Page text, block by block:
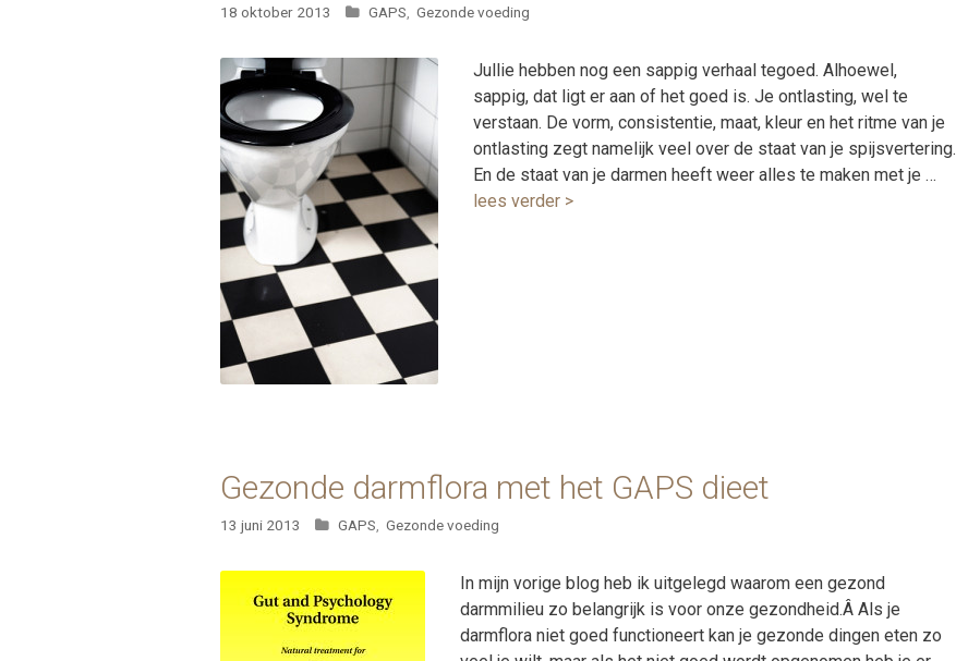
18 oktober 2013 Categorieën
GAPS Gezonde voeding
Jullie hebben nog een sappig verhaal tegoed. Alhoewel,
sappig, dat ligt er aan of het goed is. Je ontlasting, wel te
verstaan. De vorm, consistentie, maat, kleur en het ritme van je
ontlasting zegt namelijk veel over de staat van je spijsvertering.
En de staat van je darmen heeft weer alles te maken met je …
lees verder >
Gezonde darmflora met het GAPS dieet
13 juni 2013 Categorieën
GAPS, Gezonde voeding
In mijn vorige blog heb ik uitgelegd waarom een gezond
darmmilieu zo belangrijk is voor onze gezondheid.Â Als je
darmflora niet goed functioneert kan je gezonde dingen eten zo